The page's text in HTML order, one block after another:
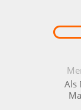
Als